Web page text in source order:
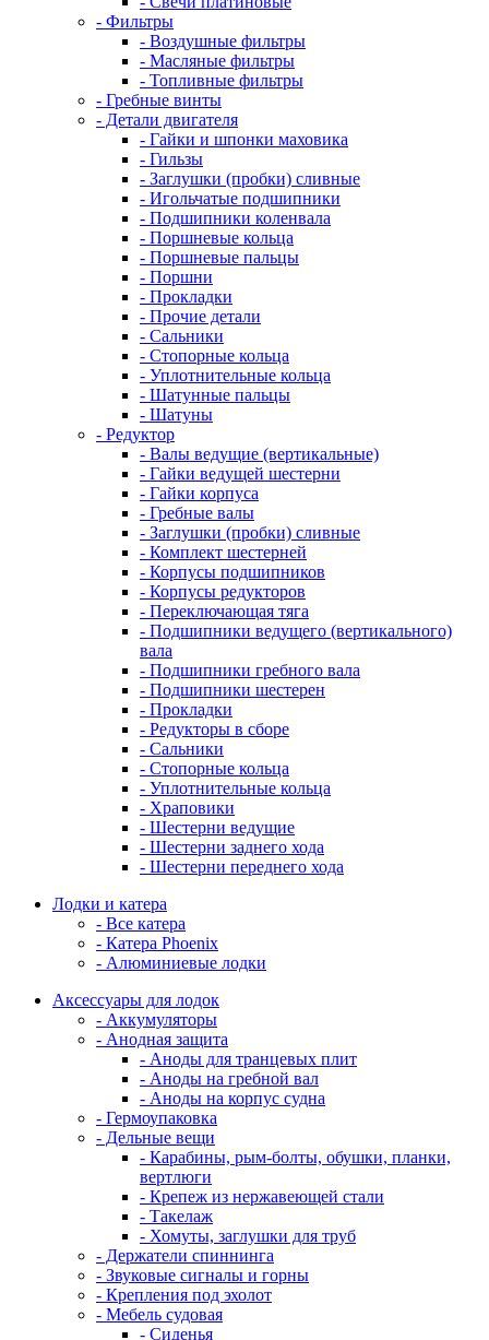
- Фильтры
- Воздушные фильтры
- Масляные фильтры
- Топливные фильтры
- Гребные винты
- Детали двигателя
- Гайки и шпонки маховика
- Гильзы
- Заглушки (пробки) сливные
- Игольчатые подшипники
- Подшипники коленвала
- Поршневые кольца
- Поршневые пальцы
- Поршни
- Прокладки
- Прочие детали
- Сальники
- Стопорные кольца
- Уплотнительные кольца
- Шатунные пальцы
- Шатуны
- Редуктор
- Валы ведущие (вертикальные)
- Гайки ведущей шестерни
- Гайки корпуса
- Гребные валы
- Заглушки (пробки) сливные
- Комплект шестерней
- Корпусы подшипников
- Корпусы редукторов
- Переключающая тяга
- Подшипники ведущего (вертикального)
вала
- Подшипники гребного вала
- Подшипники шестерен
- Прокладки
- Редукторы в сборе
- Сальники
- Стопорные кольца
- Уплотнительные кольца
- Храповики
- Шестерни ведущие
- Шестерни заднего хода
- Шестерни переднего хода
Лодки и катера
- Все катера
- Катера Phoenix
- Алюминиевые лодки
Аксессуары для лодок
- Аккумуляторы
- Анодная защита
- Аноды для транцевых плит
- Аноды на гребной вал
- Аноды на корпус судна
- Гермоупаковка
- Дельные вещи
- Карабины, рым-болты, обушки, планки,
вертлюги
- Крепеж из нержавеющей стали
- Такелаж
- Хомуты, заглушки для труб
- Держатели спиннинга
- Звуковые сигналы и горны
- Крепления под эхолот
- Мебель судовая
- Сиденья